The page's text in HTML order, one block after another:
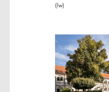
(lw)